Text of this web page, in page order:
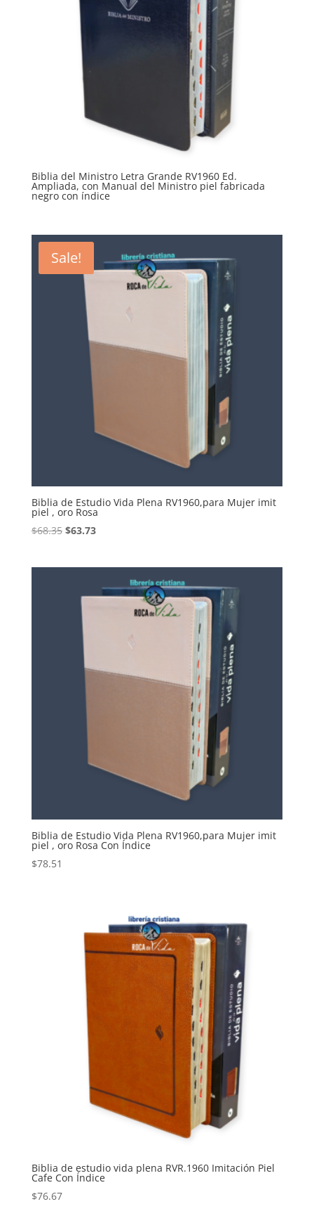
Biblia del Ministro Letra Grande RV1960 Ed.
Ampliada, con Manual del Ministro piel fabricada
negro con índice
Sale!
Biblia de Estudio Vida Plena RV1960,para Mujer imit
piel , oro Rosa
$68.35 Original
$63.73Current
Biblia de Estudio Vida Plena RV1960,para Mujer imit
piel , oro Rosa Con Índice
$78.51
Biblia de estudio vida plena RVR.1960 Imitación Piel
Cafe Con Índice
$76.67